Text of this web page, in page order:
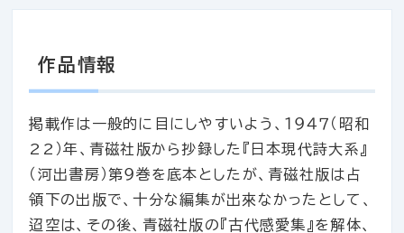
作品情報
掲載作は一般的に目にしやすいよう、１９４７（昭和
22）年、青磁社版から抄録した『日本現代詩大系』
（河出書房）第９巻を底本としたが、青磁社版は占
領下の出版で、十分な編集が出來なかったとして、
迢空は、その後、青磁社版の『古代感愛集』を解体、